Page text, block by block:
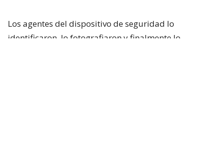
Los agentes del dispositivo de seguridad lo
identificaron, lo fotografiaron y finalmente lo